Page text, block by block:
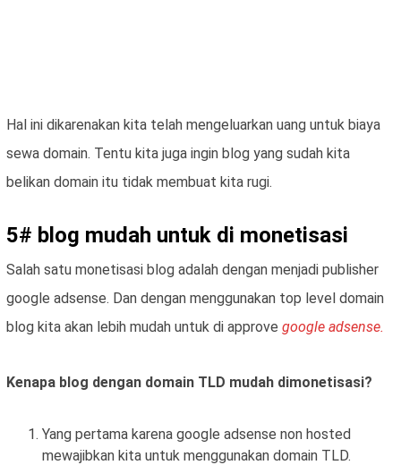
Hal ini dikarenakan kita telah mengeluarkan uang untuk biaya
sewa domain. Tentu kita juga ingin blog yang sudah kita
belikan domain itu tidak membuat kita rugi.
5# blog mudah untuk di monetisasi
Salah satu monetisasi blog adalah dengan menjadi publisher
google adsense. Dan dengan menggunakan top level domain
blog kita akan lebih mudah untuk di approve google adsense.
Kenapa blog dengan domain TLD mudah dimonetisasi?
Yang pertama karena google adsense non hosted
mewajibkan kita untuk menggunakan domain TLD.